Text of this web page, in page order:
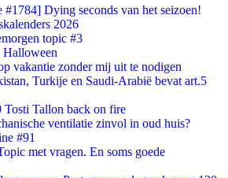
Dying seconds van het seizoen!
2026
topic #3
vakantie zonder mij uit te nodigen
Turkije en Saudi-Arabië bevat art.5
Tosti Tallon back on fire
ventilatie zinvol in oud huis?
#91
met vragen. En soms goede